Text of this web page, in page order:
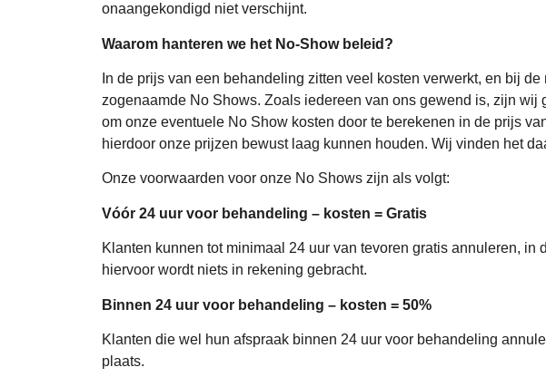
onaangekondigd niet verschijnt.
Waarom hanteren we het No-Show beleid?
In de prijs van een behandeling zitten veel kosten verwerkt, en bij
zogenaamde No Shows. Zoals iedereen van ons gewend is, zijn
om onze eventuele No Show kosten door te berekenen in de prijs
hierdoor onze prijzen bewust laag kunnen houden. Wij vinden het
Onze voorwaarden voor onze No Shows zijn als volgt:
Vóór 24 uur voor behandeling – kosten = Gratis
Klanten kunnen tot minimaal 24 uur van tevoren gratis annuleren, in
hiervoor wordt niets in rekening gebracht.
Binnen 24 uur voor behandeling – kosten = 50%
Klanten die wel hun afspraak binnen 24 uur voor behandeling
plaats.